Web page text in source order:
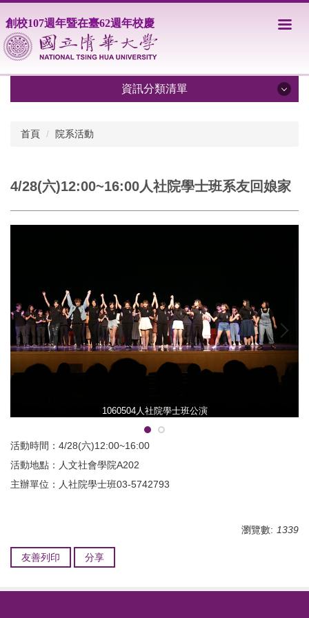
到
主
要
創校107週年暨在臺62週年校慶
資訊分類清單
校慶活動
首頁 院系活動
4/28(六)12:00~16:00人社院學士班系友回娘家
1060504人社院學士班公演
活動時間：4/28(六)12:00~16:00
活動地點：人文社會學院A202
主辦單位：人社院學士班03-5742793
瀏覽數: 1339
友善列印 分享